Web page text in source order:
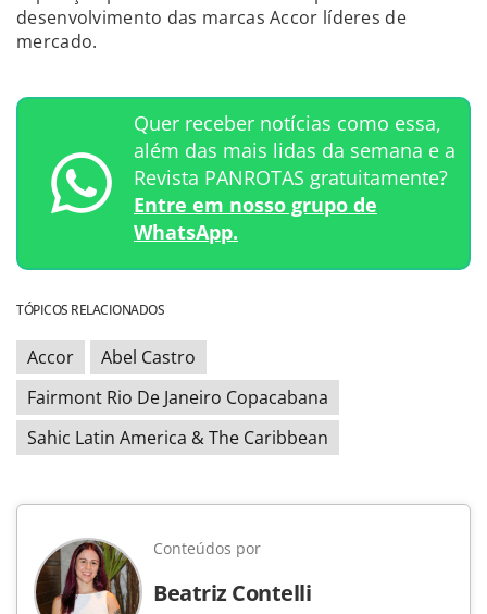
desenvolvimento das marcas Accor líderes de
mercado.
Quer receber notícias como essa,
além das mais lidas da semana e a
Revista PANROTAS gratuitamente?
Entre em nosso grupo de
WhatsApp.
TÓPICOS RELACIONADOS
Accor
Abel Castro
Fairmont Rio De Janeiro Copacabana
Sahic Latin America & The Caribbean
Conteúdos por
Beatriz Contelli